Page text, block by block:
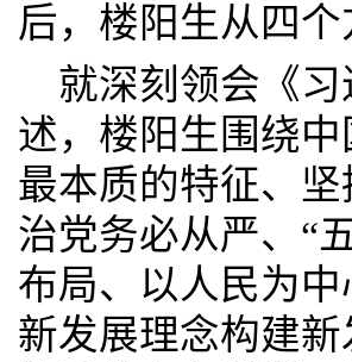
后，楼阳生从四
就深刻领会《
述，楼阳生围绕
最本质的特征、
治党务必从严、“
布局、以人民为
新发展理念构建